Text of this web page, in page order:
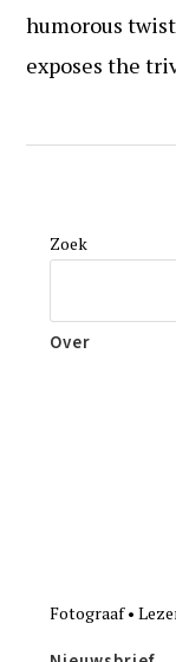
humorous
exposes the
Zoek
Over
Fotograaf •